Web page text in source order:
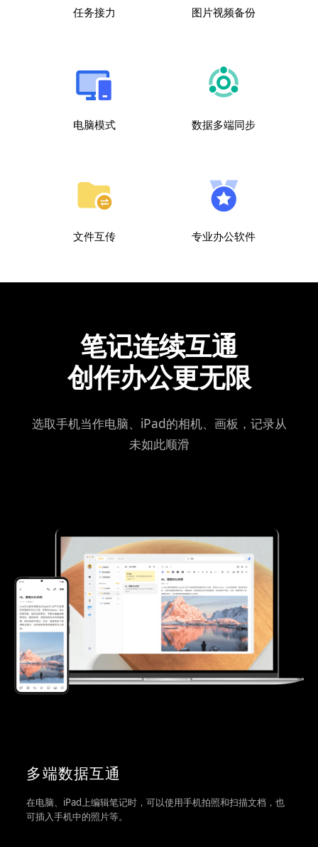
任务接力 图片视频备份
电脑模式 数据多端同步
文件互传 专业办公软件
笔记连续互通
创作办公更无限
选取手机当作电脑、iPad的相机、画板，记录从
未如此顺滑
多端数据互通
在电脑、iPad上编辑笔记时，可以使用手机拍照和扫描文档，也
可插入手机中的照片等。